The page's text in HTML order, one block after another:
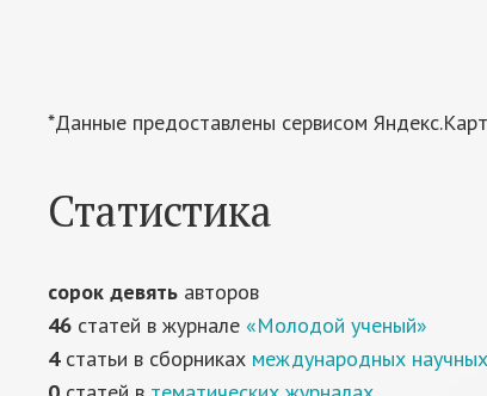
*Данные предоставлены сервисом
Статистика
сорок девять авторов
46 статей в журнале «Молодой ученый»
4статьи в сборниках международных